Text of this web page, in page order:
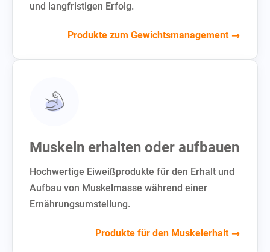
und langfristigen Erfolg.
Produkte zum Gewichtsmanagement →
Muskeln erhalten oder aufbauen
Hochwertige Eiweißprodukte für den Erhalt und
Aufbau von Muskelmasse während einer
Ernährungsumstellung.
Produkte für den Muskelerhalt →